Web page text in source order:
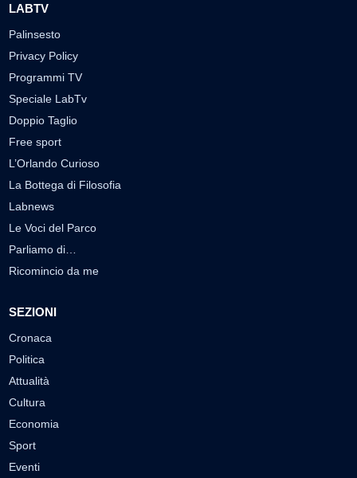
LABTV
Palinsesto
Privacy Policy
Programmi TV
Speciale LabTv
Doppio Taglio
Free sport
L’Orlando Curioso
La Bottega di Filosofia
Labnews
Le Voci del Parco
Parliamo di…
Ricomincio da me
SEZIONI
Cronaca
Politica
Attualità
Cultura
Economia
Sport
Eventi